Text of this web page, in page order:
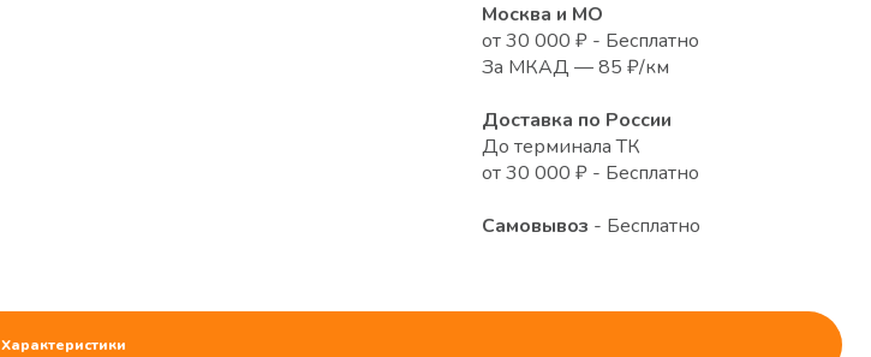
Москва и МО
от 30 000 ₽ - Бесплатно
За МКАД — 85 ₽/км
Доставка по России
До терминала ТК
от 30 000 ₽ - Бесплатно
Самовывоз - Бесплатно
Характеристики